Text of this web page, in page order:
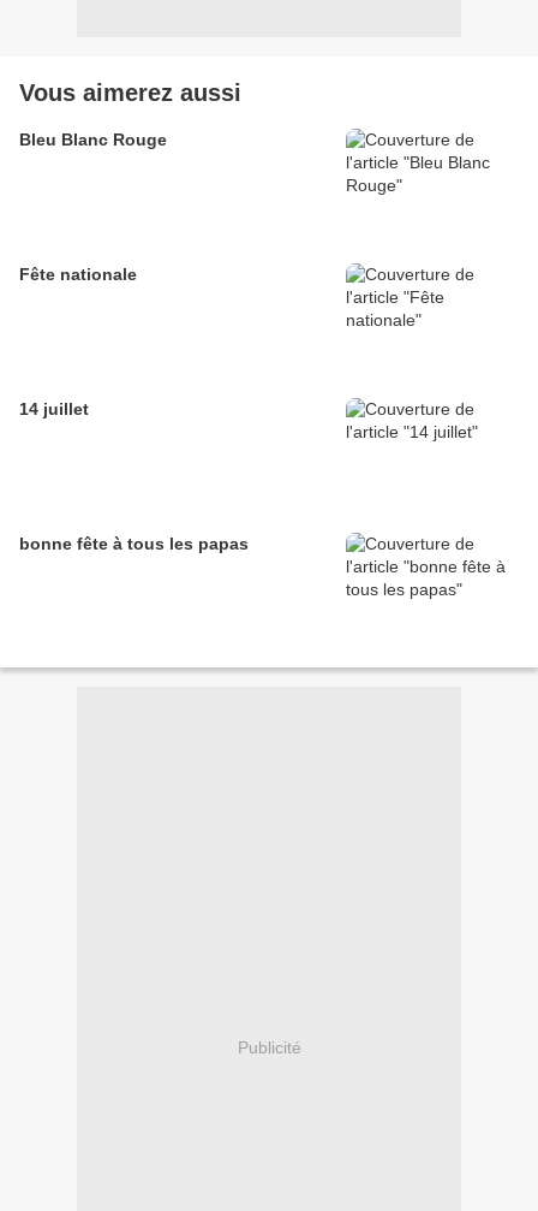
Vous aimerez aussi
Bleu Blanc Rouge
Fête nationale
14 juillet
bonne fête à tous les papas
Publicité